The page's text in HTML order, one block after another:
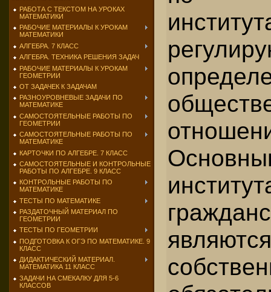
РАБОТА С ТЕКСТОМ НА УРОКАХ
МАТЕМАТИКИ
РАБОЧИЕ МАТЕРИАЛЫ К УРОКАМ
МАТЕМАТИКИ
АЛГЕБРА. 7 КЛАСС
АЛГЕБРА. ТЕХНИКА РЕШЕНИЯ ЗАДАЧ
РАБОЧИЕ МАТЕРИАЛЫ К УРОКАМ
ГЕОМЕТРИИ
ОТ ЗАДАЧЕК К ЗАДАЧАМ
РАЗНОУРОВНЕВЫЕ ЗАДАЧИ ПО
МАТЕМАТИКЕ
САМОСТОЯТЕЛЬНЫЕ РАБОТЫ ПО
ГЕОМЕТРИИ
САМОСТОЯТЕЛЬНЫЕ РАБОТЫ ПО
МАТЕМАТИКЕ
КАРТОЧКИ ПО АЛГЕБРЕ. 7 КЛАСС
САМОСТОЯТЕЛЬНЫЕ И КОНТРОЛЬНЫЕ
РАБОТЫ ПО АЛГЕБРЕ. 9 КЛАСС
КОНТРОЛЬНЫЕ РАБОТЫ ПО
МАТЕМАТИКЕ
ТЕСТЫ ПО МАТЕМАТИКЕ
РАЗДАТОЧНЫЙ МАТЕРИАЛ ПО
ГЕОМЕТРИИ
ТЕСТЫ ПО ГЕОМЕТРИИ
ПОДГОТОВКА К ОГЭ ПО МАТЕМАТИКЕ. 9
КЛАСС
ДИДАКТИЧЕСКИЙ МАТЕРИАЛ.
МАТЕМАТИКА 11 КЛАСС
ЗАДАЧИ НА СМЕКАЛКУ ДЛЯ 5-6
КЛАССОВ